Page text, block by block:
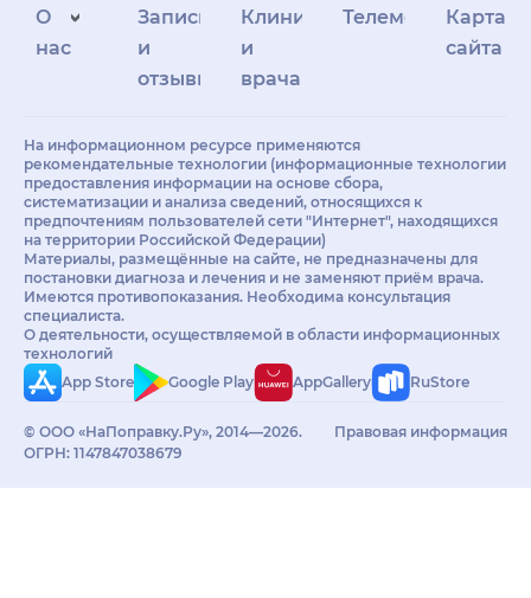
О
нас
Запись
и
отзывы
Клиникам
и
врачам
Телемедицина
Карта
сайта
На информационном ресурсе применяются
рекомендательные технологии (информационные технологии
предоставления информации на основе сбора,
систематизации и анализа сведений, относящихся к
предпочтениям пользователей сети "Интернет", находящихся
на территории Российской Федерации)
Материалы, размещённые на сайте, не предназначены для
постановки диагноза и лечения и не заменяют приём врача.
Имеются противопоказания. Необходима консультация
специалиста.
О деятельности, осуществляемой в области информационных
технологий
App Store
Google Play AppGallery RuStore
© ООО «НаПоправку.Ру», 2014—2026.
ОГРН: 1147847038679
Правовая информация